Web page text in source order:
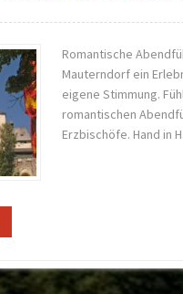
Romantische
Mauterndorf ein
eigene Stimmung.
romantischen
Erzbischöfe. Hand in